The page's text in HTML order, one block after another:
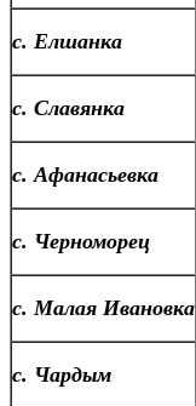
с. Елшанка
с. Славянка
с. Афанасьевка
с. Черноморец
с. Малая Ивановка
с. Чардым